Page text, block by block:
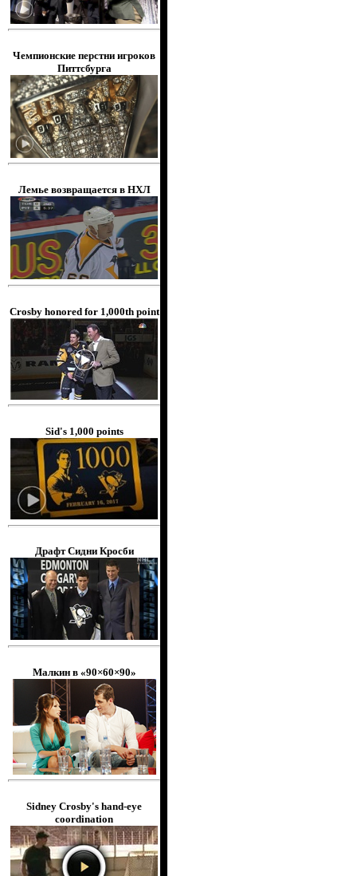
Чемпионские перстни игроков
Питтсбурга
Лемье возвращается в НХЛ
Crosby honored for 1,000th point
Sid's 1,000 points
Драфт Сидни Кросби
Малкин в «90×60×90»
Sidney Crosby's hand-eye
coordination